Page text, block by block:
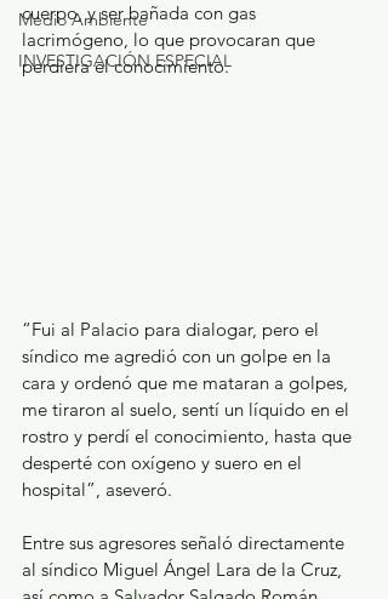
Medio Ambiente
INVESTIGACIÓN ESPECIAL
cuerpo, y ser bañada con gas
lacrimógeno, lo que provocaran que
perdiera el conocimiento.
“Fui al Palacio para dialogar, pero el
síndico me agredió con un golpe en la
cara y ordenó que me mataran a golpes,
me tiraron al suelo, sentí un líquido en el
rostro y perdí el conocimiento, hasta que
desperté con oxígeno y suero en el
hospital”, aseveró.
Entre sus agresores señaló directamente
al síndico Miguel Ángel Lara de la Cruz,